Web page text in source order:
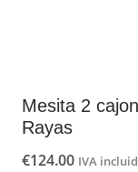
Mesita 2
Rayas
€124.00 IVA